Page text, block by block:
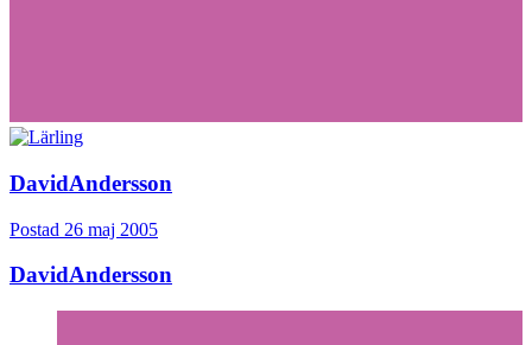
DavidAndersson
Postad 26 maj 2005
DavidAndersson